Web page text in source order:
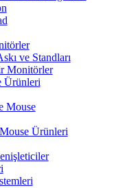
ve Standları
Monitörler
Ürünleri
Mouse
Ürünleri